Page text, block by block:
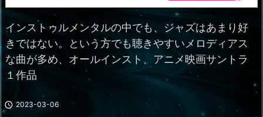
インストゥルメンタルの中でも、ジャズはあまり好
きではない。という方でも聴きやすいメロディアス
な曲が多め、オールインスト、アニメ映画サントラ
１作品
 2023-03-06